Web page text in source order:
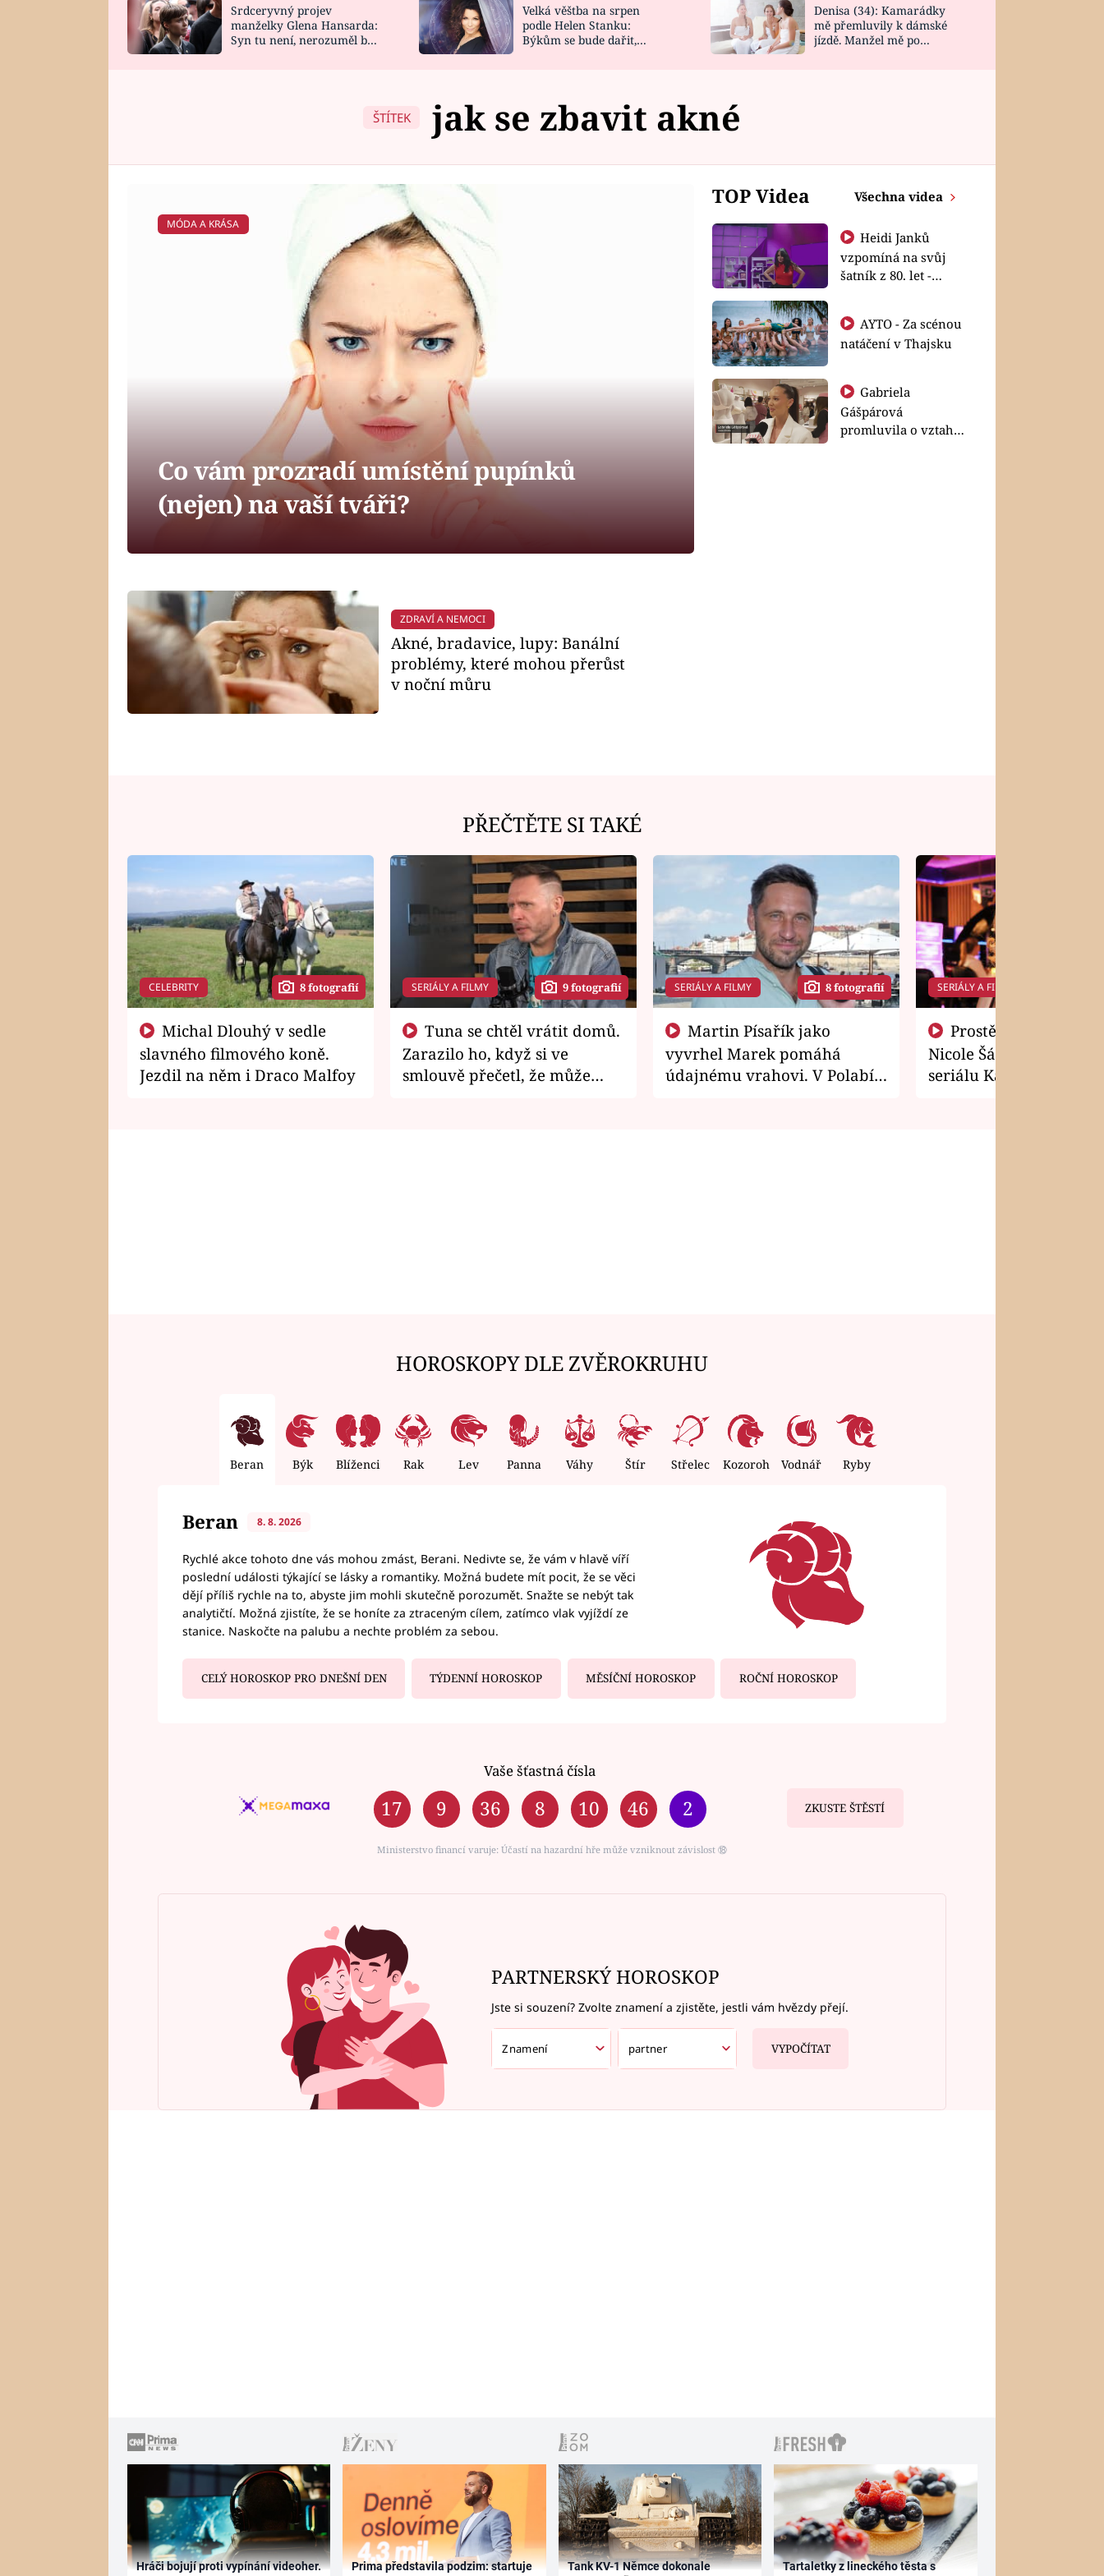
HOROSKOP NA
CELEBRITY
VAŘENÍ
NOVINKY
VIDEORECEPTY
DESIGN
Srdceryvný projev
manželky Glena Hansarda:
Syn tu není, nerozuměl by
Velká věštba na srpen
podle Helen Stanku:
Býkům se bude dařit,
Denisa (34): Kamarádky
mě přemluvily k dámské
jízdě. Manžel mě po
ŠTÍTEK jak se zbavit akné
TOP Videa Všechna videa
Heidi Janků
vzpomíná na svůj
šatník z 80. let -
natáčení v Thajsku
Gabriela
Gášpárová
promluvila o vztahu
MÓDA A KRÁSA
Co vám prozradí umístění pupínků
(nejen) na vaší tváři?
ZDRAVÍ A NEMOCI
Akné, bradavice, lupy: Banální
problémy, které mohou přerůst
v noční můru
PŘEČTĚTE SI TAKÉ
CELEBRITY 8 fotografií
slavného filmového koně.
Jezdil na něm i Draco Malfoy
SERIÁLY A FILMY 9 fotografií
Zarazilo ho, když si ve
smlouvě přečetl, že může
SERIÁLY A FILMY 8 fotografií
vyvrhel Marek pomáhá
údajnému vrahovi. V Polabí
SERIÁLY A FILMY
Nicole Šáchová získala
seriálu Kamarádi
HOROSKOPY DLE ZVĚROKRUHU
Beran Býk Blíženci Rak Lev Panna Váhy Štír Střelec Kozoroh Vodnář Ryby
Beran 8. 8. 2026
Rychlé akce tohoto dne vás mohou zmást, Berani. Nedivte se, že vám v hlavě víří
poslední události týkající se lásky a romantiky. Možná budete mít pocit, že se věci
dějí příliš rychle na to, abyste jim mohli skutečně porozumět. Snažte se nebýt tak
analytičtí. Možná zjistíte, že se honíte za ztraceným cílem, zatímco vlak vyjíždí ze
stanice. Naskočte na palubu a nechte problém za sebou.
CELÝ HOROSKOP PRO DNEŠNÍ DEN TÝDENNÍ HOROSKOP MĚSÍČNÍ HOROSKOP ROČNÍ HOROSKOP
Vaše šťastná čísla
17 9 36 8 10 46 2 ZKUSTE ŠTĚSTÍ
Ministerstvo financí varuje: Účastí na hazardní hře může vzniknout závislost ⑱
PARTNERSKÝ HOROSKOP
Jste si souzení? Zvolte znamení a zjistěte, jestli vám hvězdy přejí.
VYPOČÍTAT
Hráči bojují proti vypínání videoher. Prima představila podzim: startuje Tank KV-1 Němce dokonale Tartaletky z lineckého těsta s